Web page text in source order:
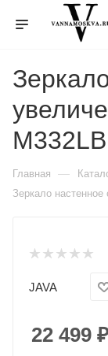
M332LB
Главная —
Зеркало
JAVA
22 499 ₽